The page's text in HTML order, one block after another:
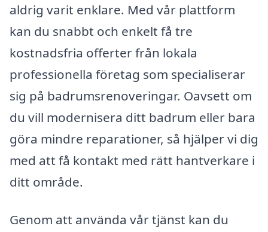
aldrig varit enklare. Med vår plattform
kan du snabbt och enkelt få tre
kostnadsfria offerter från lokala
professionella företag som specialiserar
sig på badrumsrenoveringar. Oavsett om
du vill modernisera ditt badrum eller bara
göra mindre reparationer, så hjälper vi dig
med att få kontakt med rätt hantverkare i
ditt område.
Genom att använda vår tjänst kan du